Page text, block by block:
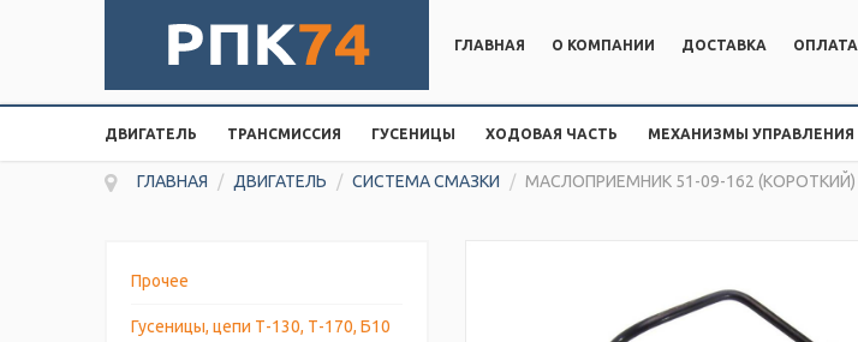
ГЛАВНАЯ
О КОМПАНИИ ДОСТАВКА ОПЛАТА
ДВИГАТЕЛЬ ТРАНСМИССИЯ ГУСЕНИЦЫ ХОДОВАЯ ЧАСТЬ МЕХАНИЗМЫ УПРАВЛЕНИЯ
ГЛАВНАЯ / ДВИГАТЕЛЬ / СИСТЕМА СМАЗКИ / МАСЛОПРИЕМНИК 51-09-162 (КОРОТКИЙ)
Прочее
Гусеницы, цепи Т-130, Т-170, Б10